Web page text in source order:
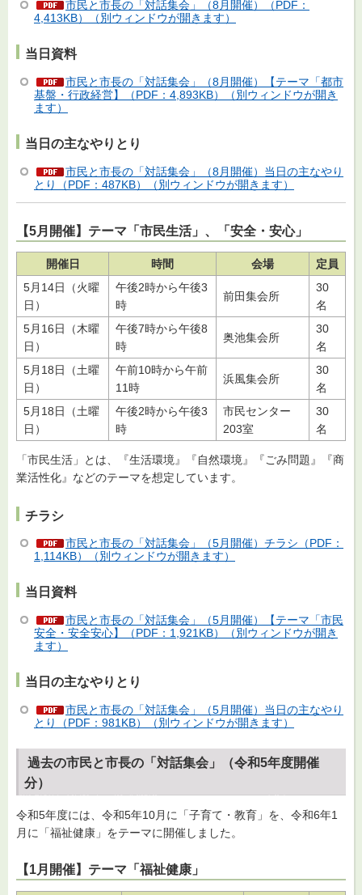
市民と市長の「対話集会」（8月開催）（PDF：
4,413KB）（別ウィンドウが開きます）
当日資料
市民と市長の「対話集会」（8月開催）【テーマ「都市
基盤・行政経営】（PDF：4,893KB）（別ウィンドウが開き
ます）
当日の主なやりとり
市民と市長の「対話集会」（8月開催）当日の主なやり
とり（PDF：487KB）（別ウィンドウが開きます）
【5月開催】テーマ「市民生活」、「安全・安心」
開催日 時間 会場
定員
5月14日（火曜
日）
午後2時から午後3
時
前田集会所
30
名
5月16日（木曜
日）
午後7時から午後8
時
奥池集会所
30
名
5月18日（土曜
日）
午前10時から午前
11時
浜風集会所
30
名
5月18日（土曜
日）
午後2時から午後3
時
市民センター
203室
30
名
「市民生活」とは、『生活環境』『自然環境』『ごみ問題』『商
業活性化』などのテーマを想定しています。
チラシ
市民と市長の「対話集会」（5月開催）チラシ（PDF：
1,114KB）（別ウィンドウが開きます）
当日資料
市民と市長の「対話集会」（5月開催）【テーマ「市民
安全・安全安心】（PDF：1,921KB）（別ウィンドウが開き
ます）
当日の主なやりとり
市民と市長の「対話集会」（5月開催）当日の主なやり
とり（PDF：981KB）（別ウィンドウが開きます）
過去の市民と市長の「対話集会」（令和5年度開催
分）
令和5年度には、令和5年10月に「子育て・教育」を、令和6年1
月に「福祉健康」をテーマに開催しました。
【1月開催】テーマ「福祉健康」